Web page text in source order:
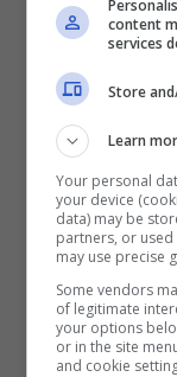
intervenire
contrastare
Speranza ha
regolamento
azione per
persone
patologico’ ”.
content
services
Store
Learn
Your personal
your device
data) may be
partners, or
may use precise
Some vendors
of legitimate
your options
or in the site
and cookie